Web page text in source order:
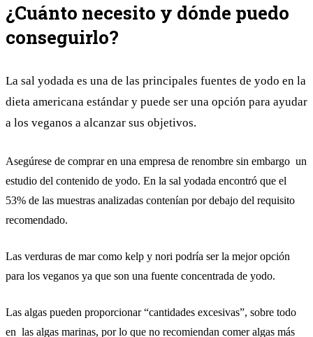
¿Cuánto necesito y dónde puedo
conseguirlo?
La sal yodada es una de las principales fuentes de yodo en la
dieta americana estándar y puede ser una opción para ayudar
a los veganos a alcanzar sus objetivos.
Asegúrese de comprar en una empresa de renombre sin embargo un
estudio del contenido de yodo. En la sal yodada encontró que el
53% de las muestras analizadas contenían por debajo del requisito
recomendado.
Las verduras de mar como kelp y nori podría ser la mejor opción
para los veganos ya que son una fuente concentrada de yodo.
Las algas pueden proporcionar “cantidades excesivas”, sobre todo
en las algas marinas, por lo que no recomiendan comer algas más